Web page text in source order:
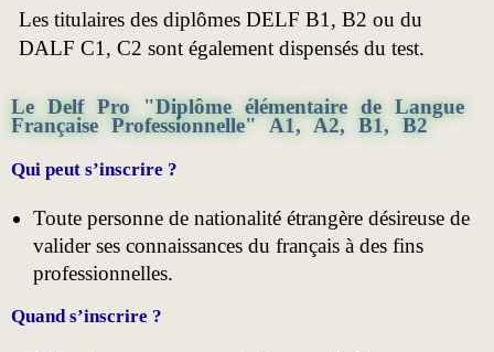
Les titulaires des diplômes DELF B1, B2 ou du
DALF C1, C2 sont également dispensés du test.
Le Delf Pro "Diplôme élémentaire de Langue
Française Professionnelle" A1, A2, B1, B2​
Qui peut s’inscrire ?
Toute personne de nationalité étrangère désireuse de
valider ses connaissances du français à des fins
professionnelles.
Quand s’inscrire ?